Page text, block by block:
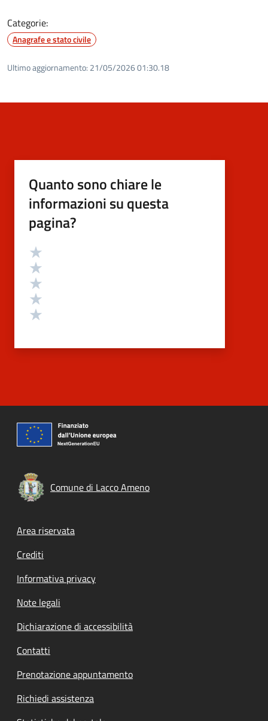
Categorie:
Anagrafe e stato civile
Ultimo aggiornamento: 21/05/2026 01:30.18
Quanto sono chiare le
informazioni su questa
pagina?
Valutazione
Comune di Lacco Ameno
Footer menu
Area riservata
Crediti
Informativa privacy
Note legali
Dichiarazione di accessibilità
Contatti
Prenotazione appuntamento
Richiedi assistenza